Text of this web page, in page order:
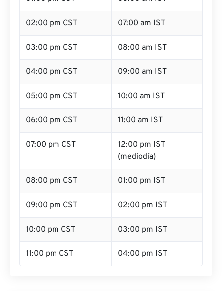
02:00 pm CST 07:00 am IST
03:00 pm CST 08:00 am IST
04:00 pm CST 09:00 am IST
05:00 pm CST 10:00 am IST
06:00 pm CST 11:00 am IST
07:00 pm CST
12:00 pm IST
(mediodía)
08:00 pm CST 01:00 pm IST
09:00 pm CST 02:00 pm IST
10:00 pm CST 03:00 pm IST
11:00 pm CST 04:00 pm IST